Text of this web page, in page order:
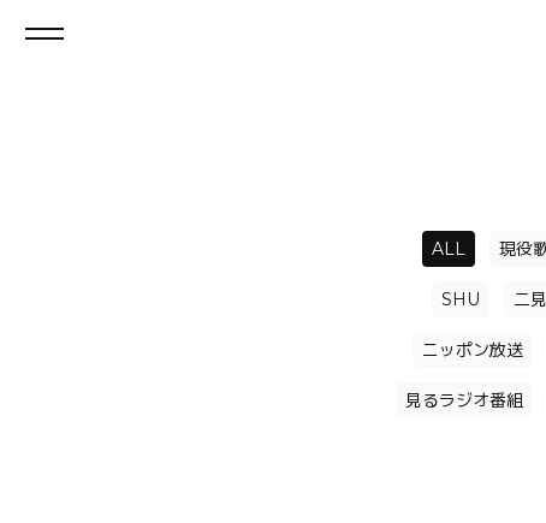
ALL 現役
SHU 二
ニッポン放送
見るラジオ番組